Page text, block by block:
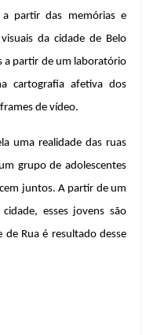
partir das memórias e
da cidade de Belo
a partir de um laboratório
cartografia afetiva dos
de vídeo.
uma realidade das ruas
grupo de adolescentes
juntos. A partir de um
esses jovens são
de Rua é resultado desse